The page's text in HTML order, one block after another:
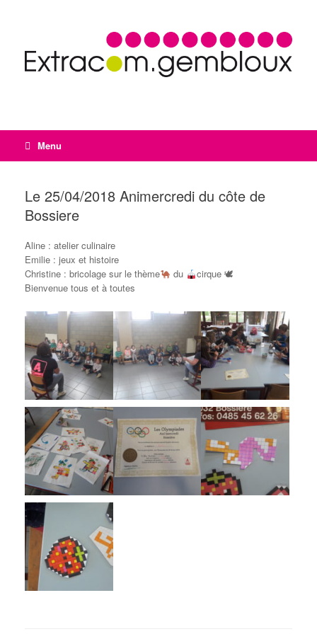
Menu
Le 25/04/2018 Animercredi du côte de
Bossiere
Aline : atelier culinaire
Emilie : jeux et histoire
Christine : bricolage sur le thème
du
cirque 🕊
Bienvenue tous et à toutes